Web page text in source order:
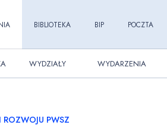
BIBLIOTEKA BIP POCZTA
WYDZIAŁY WYDARZENIA
PWSZ